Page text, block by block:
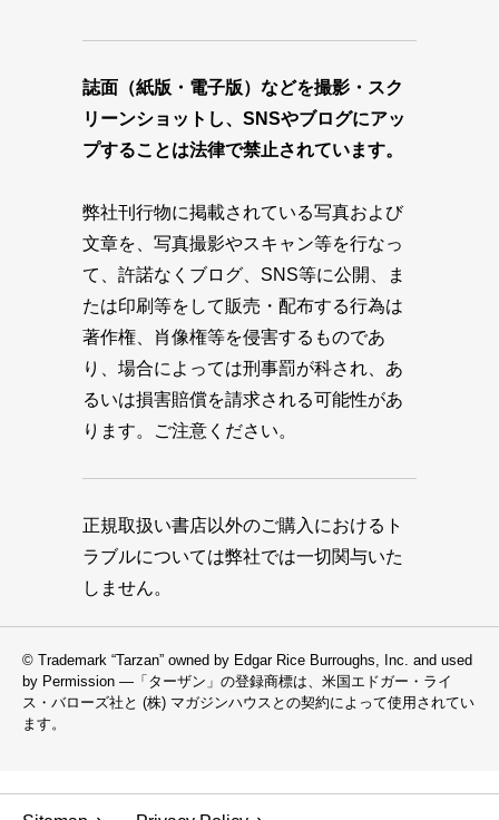
誌面（紙版・電子版）などを撮影・スク
リーンショットし、SNSやブログにアッ
プすることは法律で禁止されています。
弊社刊行物に掲載されている写真および
文章を、写真撮影やスキャン等を行なっ
て、許諾なくブログ、SNS等に公開、ま
たは印刷等をして販売・配布する行為は
著作権、肖像権等を侵害するものであ
り、場合によっては刑事罰が科され、あ
るいは損害賠償を請求される可能性があ
ります。ご注意ください。
正規取扱い書店以外のご購入におけるト
ラブルについては弊社では一切関与いた
しません。
© Trademark “Tarzan” owned by Edgar Rice Burroughs, Inc. and used
by Permission —「ターザン」の登録商標は、米国エドガー・ライ
ス・バローズ社と (株) マガジンハウスとの契約によって使用されてい
ます。